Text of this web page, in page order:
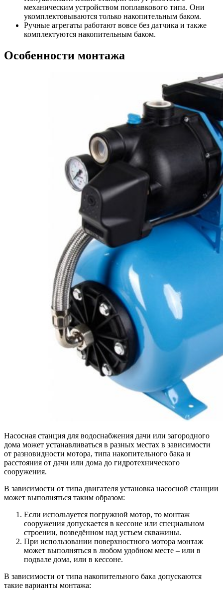
механическим устройством поплавкового типа. Они
укомплектовываются только накопительным баком.
Ручные агрегаты работают вовсе без датчика и также
комплектуются накопительным баком.
Особенности монтажа
Насосная станция для водоснабжения дачи или загородного
дома может устанавливаться в разных местах в зависимости
от разновидности мотора, типа накопительного бака и
расстояния от дачи или дома до гидротехнического
сооружения.
В зависимости от типа двигателя установка насосной станции
может выполняться таким образом:
Если используется погружной мотор, то монтаж
сооружения допускается в кессоне или специальном
строении, возведённом над устьем скважины.
При использовании поверхностного мотора монтаж
может выполняться в любом удобном месте – или в
подвале дома, или в кессоне.
В зависимости от типа накопительного бака допускаются
такие варианты монтажа: